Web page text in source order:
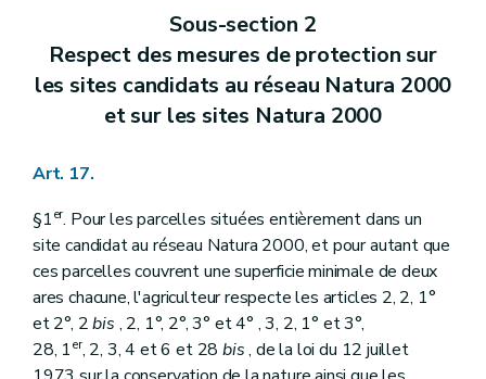
Sous-section 2
Respect des mesures de protection sur
les sites candidats au réseau Natura 2000
et sur les sites Natura 2000
Art. 17.
§1er. Pour les parcelles situées entièrement dans un
site candidat au réseau Natura 2000, et pour autant que
ces parcelles couvrent une superficie minimale de deux
ares chacune, l'agriculteur respecte les articles 2, 2, 1°
et 2°, 2bis , 2, 1°, 2°, 3° et 4° , 3, 2, 1° et 3°,
28, 1er, 2, 3, 4 et 6 et 28 bis, de la loi du 12 juillet